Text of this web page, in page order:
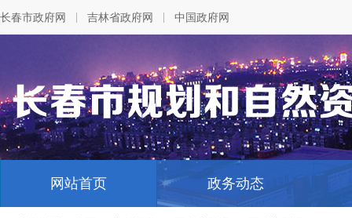
长春市政府网 吉林省政府网 中国政府网
网站首页 政务动态